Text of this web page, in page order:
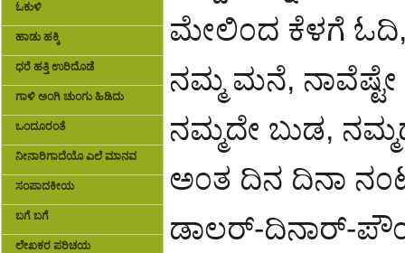
ಓಕುಳಿ
ಹಾಡು ಹಕ್ಕಿ
ಧರೆ ಹತ್ತಿ ಉರಿದೊಡೆ
ಗಾಳಿ ಅಂಗಿ ಚುಂಗು ಹಿಡಿದು
ಒಂದೂರಂತೆ
ನೀನಾರಿಗಾದೆಯೊ ಎಲೆ ಮಾನವ
ಸಂಪಾದಕೀಯ
ಬಗೆ ಬಗೆ
ಲೇಖಕರ ಪರಿಚಯ
ಮೇಲಿ೦ದ ಕೆಳಗೆ ಓದಿ,
ನಮ್ಮ ಮನೆ,
ನಮ್ಮದೇ ಬುಡ,
ಅ೦ತ ದಿನ ದಿನಾ
ಡಾಲರ್-ದಿನಾರ್-